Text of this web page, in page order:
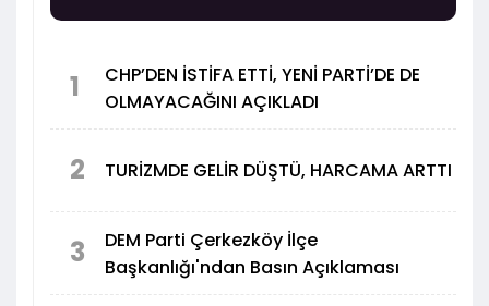
değerlendirmelerde bulundu.
1
CHP’DEN İSTİFA ETTİ, YENİ PARTİ’DE DE
OLMAYACAĞINI AÇIKLADI
2 TURİZMDE GELİR DÜŞTÜ, HARCAMA ARTTI
3
DEM Parti Çerkezköy İlçe
Başkanlığı'ndan Basın Açıklaması